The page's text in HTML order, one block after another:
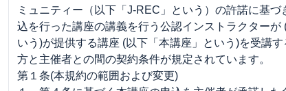
ミュニティー（以下「J-REC」という）の許諾に基づ
込を行った講座の講義を行う公認インストラクターが
いう)が提供する講座 (以下「本講座」という)を受講
方と主催者との間の契約条件が規定されています。
第１条(本規約の範囲および変更)